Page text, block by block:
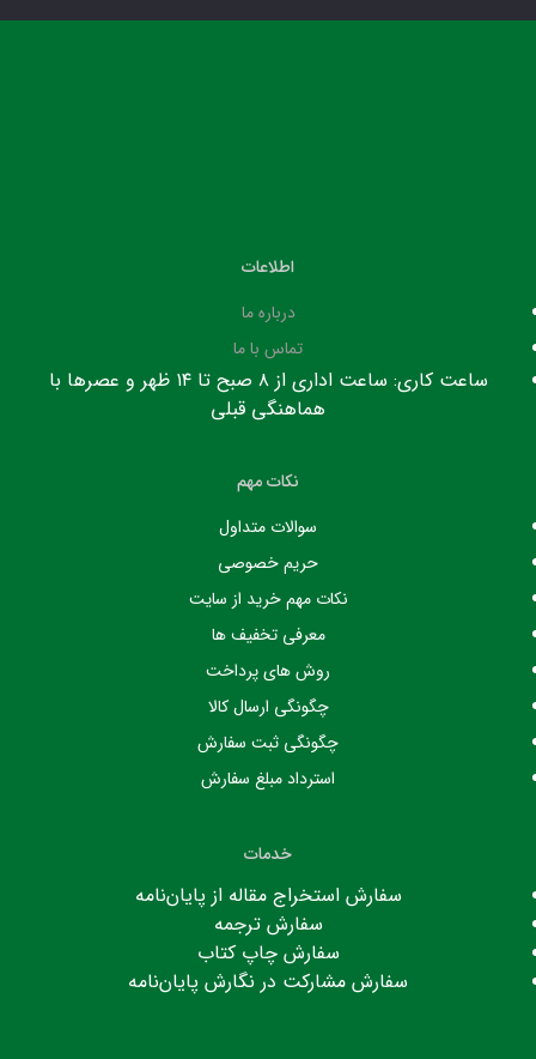
اطلاعات
درباره ما
تماس با ما
ساعت کاری: ساعت اداری از ۸ صبح تا ۱۴ ظهر و عصرها با
هماهنگی قبلی
نکات مهم
سوالات متداول
حریم خصوصی
نکات مهم خرید از سایت
معرفی تخفیف ها
روش های پرداخت
چگونگی ارسال کالا
چگونگی ثبت سفارش
استرداد مبلغ سفارش
خدمات
سفارش استخراج مقاله از پایان‌نامه
سفارش ترجمه
سفارش چاپ کتاب
سفارش مشارکت در نگارش پایان‌نامه